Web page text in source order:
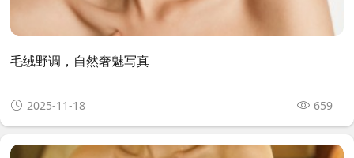
毛绒野调，自然奢魅写真
2025-11-18 659